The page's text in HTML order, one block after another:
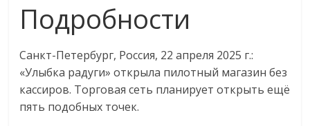
Подробности
Санкт-Петербург, Россия, 22 апреля 2025 г.:
«Улыбка радуги» открыла пилотный магазин без
кассиров. Торговая сеть планирует открыть ещё
пять подобных точек.